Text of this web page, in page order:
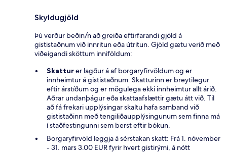
Skyldugjöld
Þú verður beðin/n að greiða eftirfarandi gjöld á
gististaðnum við innritun eða útritun. Gjöld gætu verið með
viðeigandi sköttum inniföldum:
Skatturer lagður á af borgaryfirvöldum og er
innheimtur á gististaðnum. Skatturinn er breytilegur
eftir árstíðum og er mögulega ekki innheimtur allt árið.
Aðrar undanþágur eða skattaafslættir gætu átt við. Til
að fá frekari upplýsingar skaltu hafa samband við
gististaðinn með tengiliðaupplýsingunum sem finna má
í staðfestingunni sem berst eftir bókun.
Borgaryfirvöld leggja á sérstakan skatt: Frá 1. nóvember
- 31. mars 3.00 EUR fyrir hvert gistirými, á nótt